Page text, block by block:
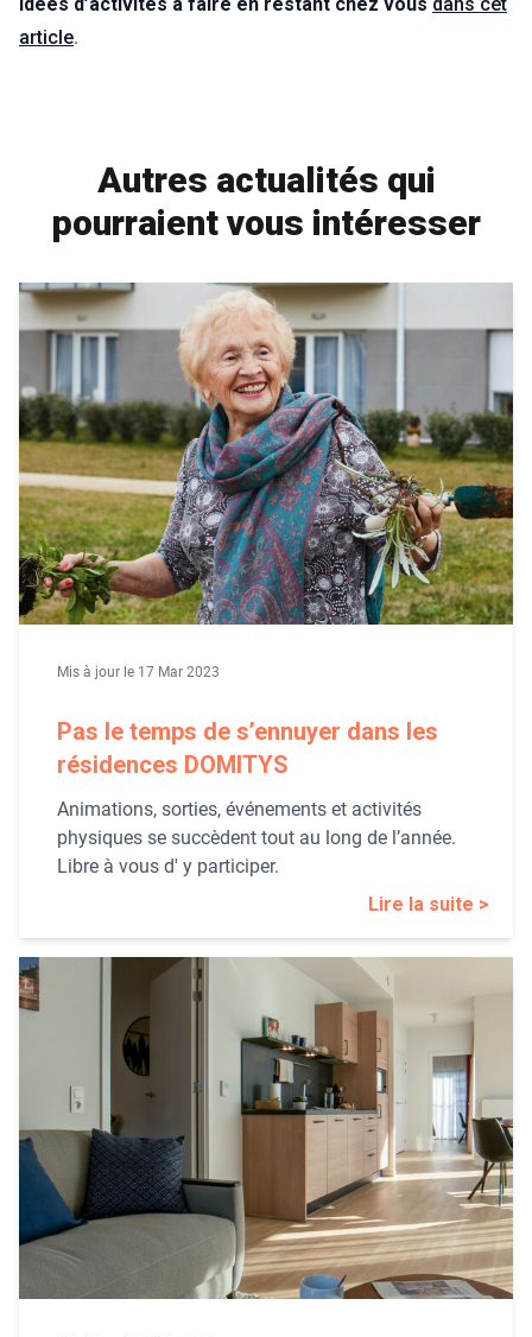
article.
Autres actualités qui
pourraient vous intéresser
Mis à jour le 17 Mar 2023
Pas le temps de s’ennuyer dans les
résidences DOMITYS
Animations, sorties, événements et activités
physiques se succèdent tout au long de l’année.
Libre à vous d' y participer.
Lire la suite >